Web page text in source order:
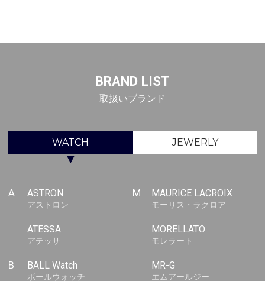
BRAND LIST
取扱いブランド
WATCH JEWERLY
▼
A ASTRON
アストロン
ATESSA
アテッサ
B BALL Watch
ボールウォッチ
M MAURICE LACROIX
モーリス・ラクロア
MORELLATO
モレラート
MR-G
エムアールジー